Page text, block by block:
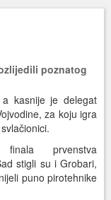
poznatog
kasnije je delegat
za koju igra
prvenstva
stigli su i Grobari,
puno pirotehnike